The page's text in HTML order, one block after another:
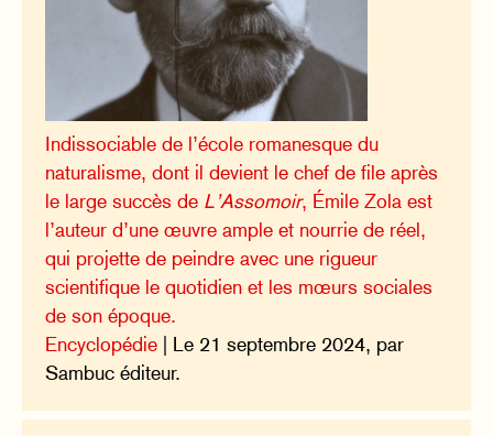
Indissociable de l’école romanesque du
naturalisme, dont il devient le chef de file après
le large succès de L’Assomoir, Émile Zola est
l’auteur d’une œuvre ample et nourrie de réel,
qui projette de peindre avec une rigueur
scientifique le quotidien et les mœurs sociales
de son époque.
Encyclopédie | Le 21 septembre 2024, par
Sambuc éditeur.